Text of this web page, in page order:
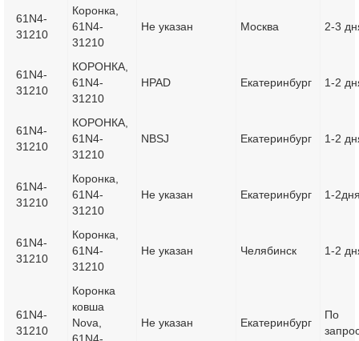
61N4-
31210
Коронка,
61N4-
31210
Не указан Москва 2-3
61N4-
31210
КОРОНКА,
61N4-
31210
HPAD Екатеринбург 1-2
61N4-
31210
КОРОНКА,
61N4-
31210
NBSJ Екатеринбург 1-2
61N4-
31210
Коронка,
61N4-
31210
Не указан Екатеринбург 1-
61N4-
31210
Коронка,
61N4-
31210
Не указан Челябинск 1-2
61N4-
31210
Коронка
ковша
Nova,
Не указан Екатеринбург
По